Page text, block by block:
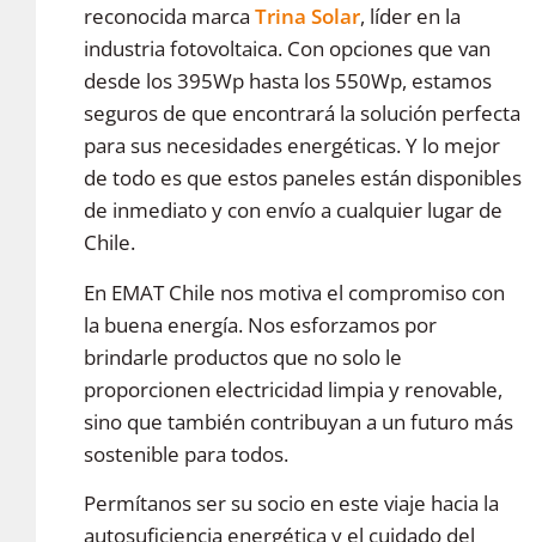
reconocida marca Trina Solar, líder en la
industria fotovoltaica. Con opciones que van
desde los 395Wp hasta los 550Wp, estamos
seguros de que encontrará la solución perfecta
para sus necesidades energéticas. Y lo mejor
de todo es que estos paneles están disponibles
de inmediato y con envío a cualquier lugar de
Chile.
En EMAT Chile nos motiva el compromiso con
la buena energía. Nos esforzamos por
brindarle productos que no solo le
proporcionen electricidad limpia y renovable,
sino que también contribuyan a un futuro más
sostenible para todos.
Permítanos ser su socio en este viaje hacia la
autosuficiencia energética y el cuidado del